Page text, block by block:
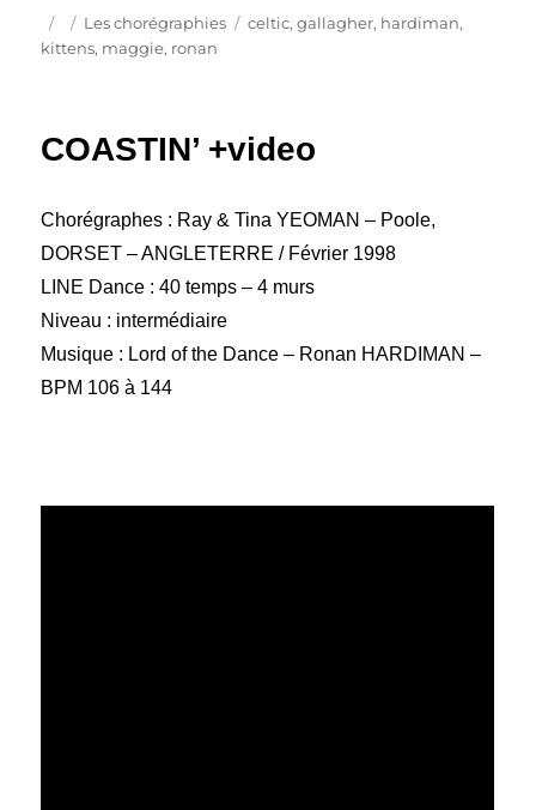
Publié
le
Catégories
Les chorégraphies Étiquettes
celtic,gallagher, hardiman,
kittens, maggie, ronan
COASTIN’ +video
Chorégraphes : Ray & Tina YEOMAN – Poole,
DORSET – ANGLETERRE / Février 1998
LINE Dance : 40 temps – 4 murs
Niveau : intermédiaire
Musique : Lord of the Dance – Ronan HARDIMAN –
BPM 106 à 144